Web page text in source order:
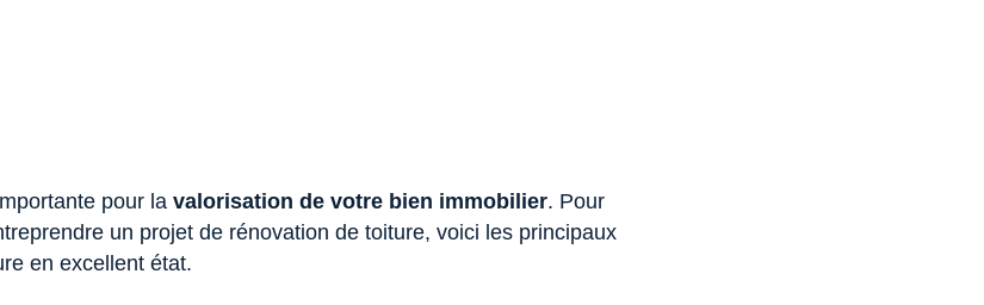
pour la valorisation de votre bien immobilier. Pour
un projet de rénovation de toiture, voici les principaux
en excellent état.